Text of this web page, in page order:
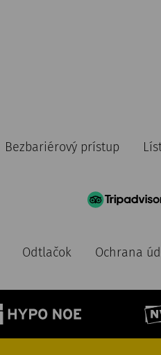
Bezbariérový prístup
Odtlačok Ochrana